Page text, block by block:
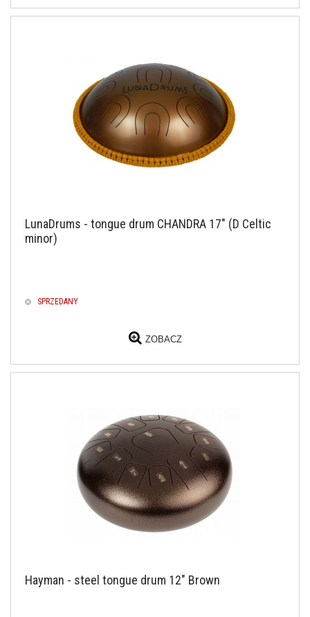
LunaDrums - tongue drum CHANDRA 17" (D Celtic
minor)
SPRZEDANY
ZOBACZ
Hayman - steel tongue drum 12" Brown